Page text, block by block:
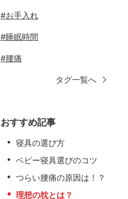
#お手入れ
#睡眠時間
#腰痛
タグ一覧へ
おすすめ記事
寝具の選び方
ベビー寝具選びのコツ
つらい腰痛の原因は！？
理想の枕とは？